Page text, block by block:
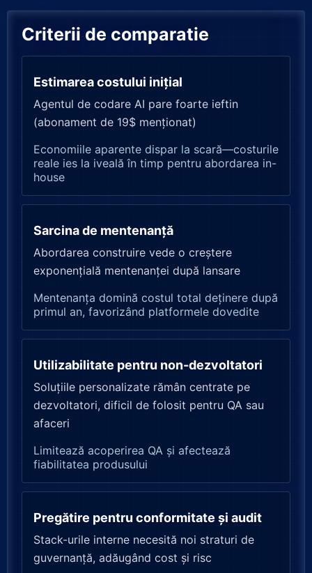
Criterii de comparatie
Estimarea costului inițial
Agentul de codare AI pare foarte ieftin
(abonament de 19$ menționat)
Economiile aparente dispar la scară—costurile
reale ies la iveală în timp pentru abordarea in-
house
Sarcina de mentenanță
Abordarea construire vede o creștere
exponențială mentenanței după lansare
Mentenanța domină costul total deținere după
primul an, favorizând platformele dovedite
Utilizabilitate pentru non-dezvoltatori
Soluțiile personalizate rămân centrate pe
dezvoltatori, dificil de folosit pentru QA sau
afaceri
Limitează acoperirea QA și afectează
fiabilitatea produsului
Pregătire pentru conformitate și audit
Stack-urile interne necesită noi straturi de
guvernanță, adăugând cost și risc